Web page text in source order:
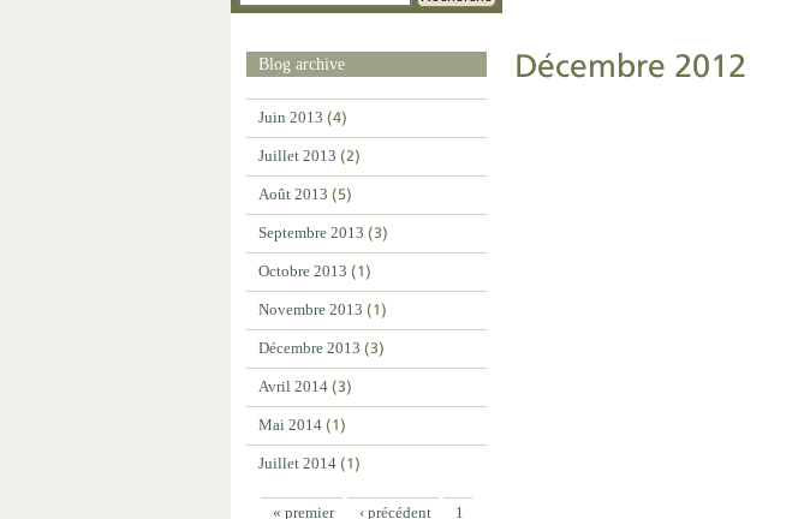
Blog archive
Juin 2013 (4)
Juillet 2013 (2)
Août 2013 (5)
Septembre 2013 (3)
Octobre 2013 (1)
Novembre 2013 (1)
Décembre 2013 (3)
Avril 2014 (3)
Mai 2014 (1)
Juillet 2014 (1)
« premier ‹ précédent 1
Décembre 2012